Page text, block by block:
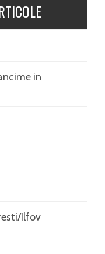
in
Ilfov